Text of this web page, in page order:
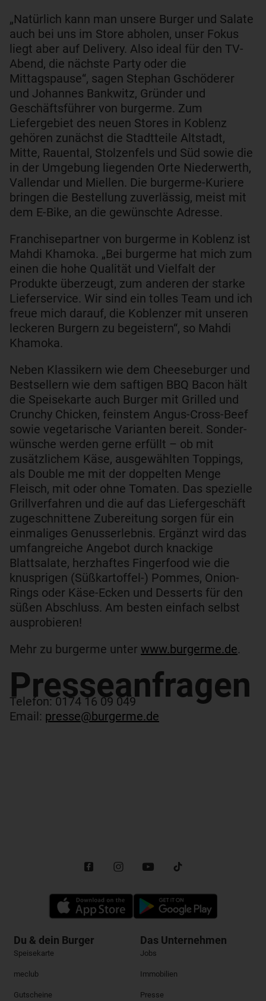
„Natürlich kann man unsere Burger und Salate
auch bei uns im Store abholen, unser Fokus
liegt aber auf Delivery. Also ideal für den TV-
Abend, die nächste Party oder die
Mittagspause“, sagen Stephan Gschöderer
und Johannes Bankwitz, Gründer und
Geschäftsführer von burgerme. Zum
Liefergebiet des neuen Stores in Koblenz
gehören zunächst die Stadtteile Altstadt,
Mitte, Rauental, Stolzenfels und Süd sowie die
in der Umgebung liegenden Orte Niederwerth,
Vallendar und Miellen. Die burgerme-Kuriere
bringen die Bestellung zuverlässig, meist mit
dem E-Bike, an die gewünschte Adresse.
Franchisepartner von burgerme in Koblenz ist
Mahdi Khamoka. „Bei burgerme hat mich zum
einen die hohe Qualität und Vielfalt der
Produkte überzeugt, zum anderen der starke
Lieferservice. Wir sind ein tolles Team und ich
freue mich darauf, die Koblenzer mit unseren
leckeren Burgern zu begeistern“, so Mahdi
Khamoka.
Neben Klassikern wie dem Cheeseburger und
Bestsellern wie dem saftigen BBQ Bacon hält
die Speisekarte auch Burger mit Grilled und
Crunchy Chicken, feinstem Angus-Cross-Beef
sowie vegetarische Varianten bereit. Sonder-
wünsche werden gerne erfüllt – ob mit
zusätzlichem Käse, ausgewählten Toppings,
als Double me mit der doppelten Menge
Fleisch, mit oder ohne Tomaten. Das spezielle
Grillverfahren und die auf das Liefergeschäft
zugeschnittene Zubereitung sorgen für ein
einmaliges Genusserlebnis. Ergänzt wird das
umfangreiche Angebot durch knackige
Blattsalate, herzhaftes Fingerfood wie die
knusprigen (Süßkartoffel-) Pommes, Onion-
Rings oder Käse-Ecken und Desserts für den
süßen Abschluss. Am besten einfach selbst
ausprobieren!
Mehr zu burgerme unter www.burgerme.de.
Presseanfragen​
Telefon: 0174 16 09 049
Email: presse@burgerme.de
Du & dein Burger
Speisekarte
meclub
Gutscheine
Das Unternehmen
Jobs
Immobilien
Presse